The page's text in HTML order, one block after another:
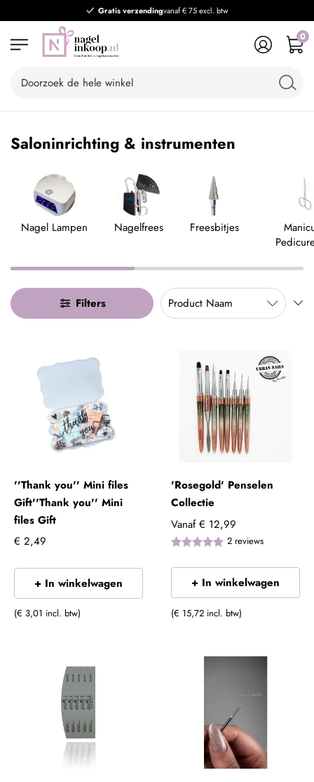
Gratis verzendingvanaf € 75 excl. btw
0
Saloninrichting & instrumenten
Nagel Lampen Nagelfrees Freesbitjes
Filters
''Thank you'' Mini files
Gift''Thank you'' Mini
files Gift
€ 2,49
+ In winkelwagen
(€ 3,01 incl. btw)
'Rosegold' Penselen
Collectie
Vanaf € 12,99
2 reviews
+ In winkelwagen
(€ 15,72 incl. btw)